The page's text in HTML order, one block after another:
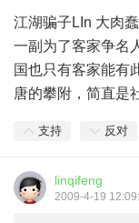
江湖骗子LIn 大肉
一副为了客家争名
国也只有客家能有
唐的攀附，简直是
支持 反对
linqifeng
2009-4-19